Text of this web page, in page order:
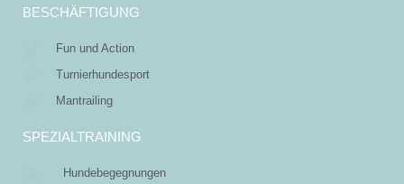
BESCHÄFTIGUNG
Fun und Action
Turnierhundesport
Mantrailing
SPEZIALTRAINING
Hundebegegnungen